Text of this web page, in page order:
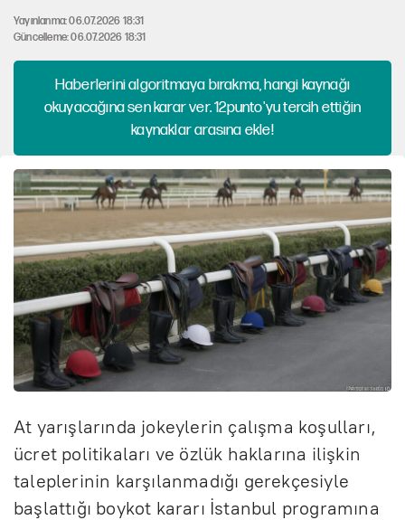
Yayınlanma: 06.07.2026 18:31
Güncelleme: 06.07.2026 18:31
Haberlerini algoritmaya bırakma, hangi kaynağı
okuyacağına sen karar ver. 12punto'yu tercih ettiğin
kaynaklar arasına ekle!
At yarışlarında jokeylerin çalışma koşulları,
ücret politikaları ve özlük haklarına ilişkin
taleplerinin karşılanmadığı gerekçesiyle
başlattığı boykot kararı İstanbul programına